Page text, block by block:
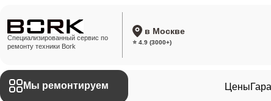
Специализированный сервис по
ремонту техники Bork
в Москве
⭐ 4.9 (3000+)
Мы ремонтируем Цены